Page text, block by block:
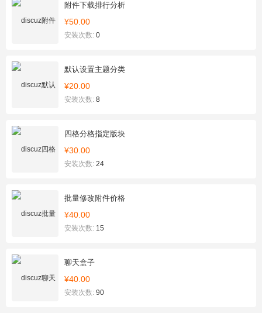
附件下载排行分析
¥50.00
安装次数: 0
默认设置主题分类
¥20.00
安装次数: 8
四格分格指定版块
¥30.00
安装次数: 24
批量修改附件价格
¥40.00
安装次数: 15
聊天盒子
¥40.00
安装次数: 90